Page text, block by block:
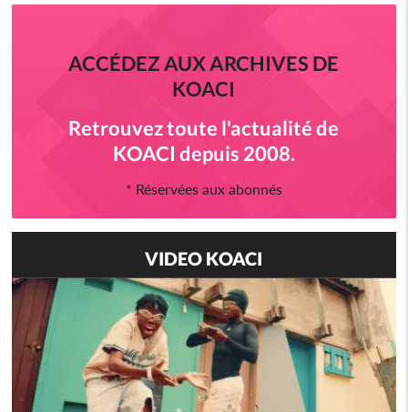
ACCÉDEZ AUX ARCHIVES DE
KOACI
Retrouvez toute l'actualité de
KOACI depuis 2008.
* Réservées aux abonnés
VIDEO KOACI